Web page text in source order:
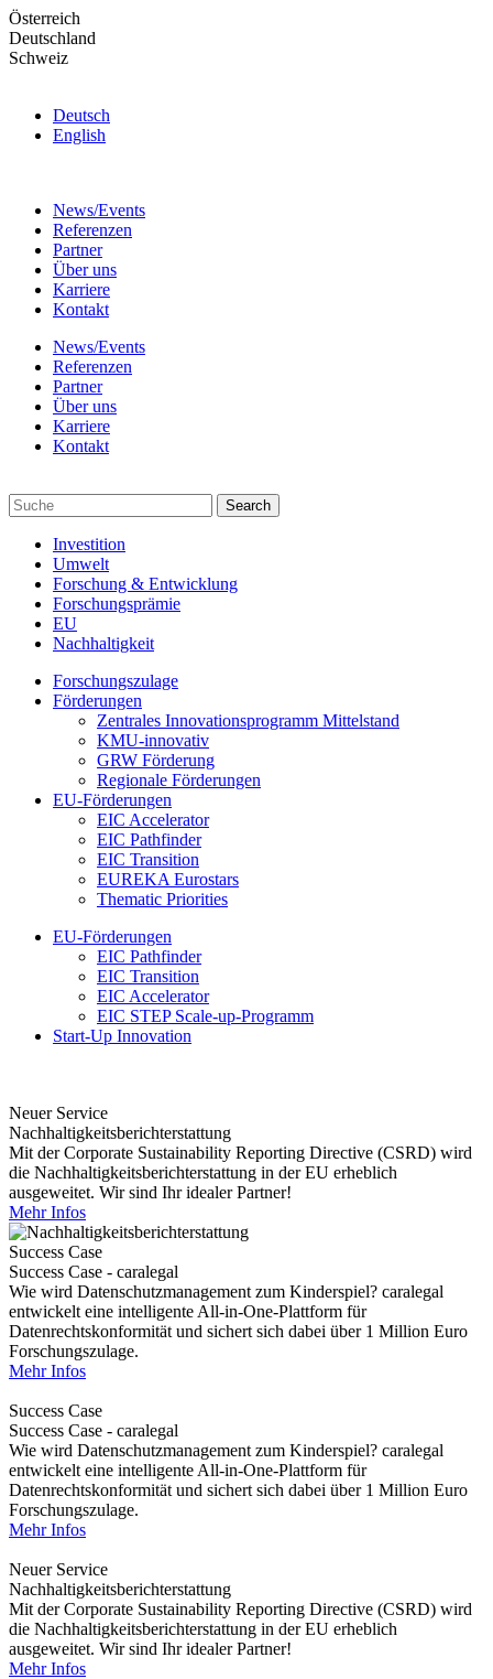
Skip
to
the
Österreich
Deutschland
Schweiz
Deutsch
English
News/Events
Referenzen
Partner
Über uns
Karriere
Kontakt
News/Events
Referenzen
Partner
Über uns
Karriere
Kontakt
Investition
Umwelt
Forschung & Entwicklung
Forschungsprämie
EU
Nachhaltigkeit
Forschungszulage
Förderungen
Zentrales Innovationsprogramm Mittelstand
KMU-innovativ
GRW Förderung
Regionale Förderungen
EU-Förderungen
EIC Accelerator
EIC Pathfinder
EIC Transition
EUREKA Eurostars
Thematic Priorities
EU-Förderungen
EIC Pathfinder
EIC Transition
EIC Accelerator
EIC STEP Scale-up-Programm
Start-Up Innovation
Neuer Service
Nachhaltigkeitsberichterstattung
Mit der Corporate Sustainability Reporting Directive (CSRD) wird
die Nachhaltigkeitsberichterstattung in der EU erheblich
ausgeweitet. Wir sind Ihr idealer Partner!
Mehr Infos
Success Case
Success Case - caralegal
Wie wird Datenschutzmanagement zum Kinderspiel? caralegal
entwickelt eine intelligente All-in-One-Plattform für
Datenrechtskonformität und sichert sich dabei über 1 Million Euro
Forschungszulage.
Mehr Infos
Success Case
Success Case - caralegal
Wie wird Datenschutzmanagement zum Kinderspiel? caralegal
entwickelt eine intelligente All-in-One-Plattform für
Datenrechtskonformität und sichert sich dabei über 1 Million Euro
Forschungszulage.
Mehr Infos
Neuer Service
Nachhaltigkeitsberichterstattung
Mit der Corporate Sustainability Reporting Directive (CSRD) wird
die Nachhaltigkeitsberichterstattung in der EU erheblich
ausgeweitet. Wir sind Ihr idealer Partner!
Mehr Infos